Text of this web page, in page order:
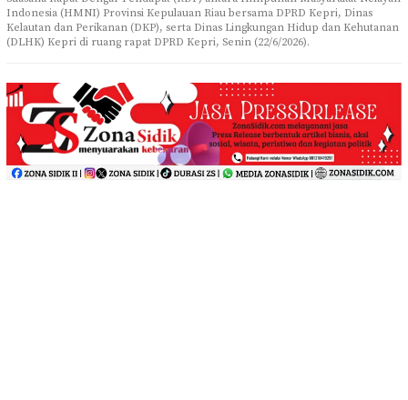
Indonesia (HMNI) Provinsi Kepulauan Riau bersama DPRD Kepri, Dinas
Kelautan dan Perikanan (DKP), serta Dinas Lingkungan Hidup dan Kehutanan
(DLHK) Kepri di ruang rapat DPRD Kepri, Senin (22/6/2026).